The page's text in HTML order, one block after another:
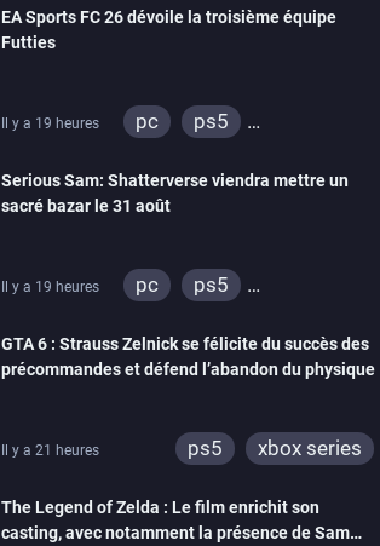
EA Sports FC 26 dévoile la troisième équipe
Futties
Il y a 19 heures pc
ps5
ps4
xbox one
switch 2
Serious Sam: Shatterverse viendra mettre un
sacré bazar le 31 août
Il y a 19 heures pc
ps5
GTA 6 : Strauss Zelnick se félicite du succès des
précommandes et défend l’abandon du physique
Il y a 21 heures ps5 xbox series
The Legend of Zelda : Le film enrichit son
casting, avec notamment la présence de Sam